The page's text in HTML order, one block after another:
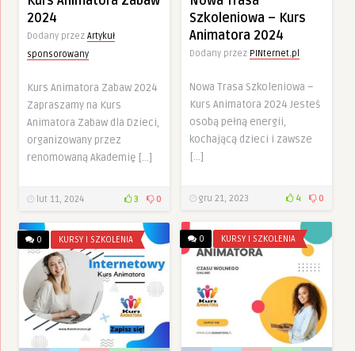
2024
Dodany przez Artykuł
sponsorowany
Kurs Animatora Zabaw 2024
Zapraszamy na Kurs
Animatora Zabaw dla Dzieci,
organizowany przez
renomowaną Akademię […]
lut 11, 2024 3 0
Szkoleniowa – Kurs
Animatora 2024
Dodany przez PINternet.pl
Nowa Trasa Szkoleniowa –
Kurs Animatora 2024 Jesteś
osobą pełną energii,
kochającą dzieci i zawsze
[…]
gru 21, 2023 4 0
0 KURSY I SZKOLENIA
0 KURSY I SZKOLENIA